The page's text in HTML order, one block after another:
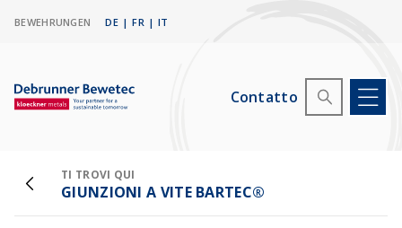
BEWEHRUNGEN IT
|
FR
|
DE
Contatto
TI TROVI QUI
GIUNZIONI A VITE BARTEC®